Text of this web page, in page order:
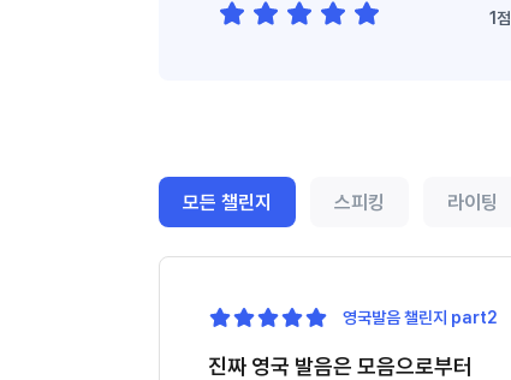
1점
모든 챌린지 스피킹 라이팅
영국발음 챌린지 part2
진짜 영국 발음은 모음으로부터